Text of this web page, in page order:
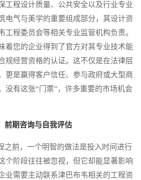
工程设计质量、公共安全以及行业专业
电气与美学的重要组成部分，其设计资
工程委员会等相关专业监管机构负责。
着您的企业得到了官方对其专业技术能
规经营资格的认证。这不仅是在法律层
更是赢得客户信任、参与政府或大型商
没有这张“门票”，许多重要的市场机会
前期咨询与自我评估
前，一个明智的做法是投入时间进行
个阶段往往被忽视，但它却能显著影响
业需要主动联系津巴布韦相关的工程资